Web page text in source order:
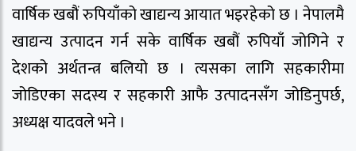
वार्षिक खबौं रुपियाँको खाद्यन्य आयात भइरहेको छ । नेपालमै
खाद्यन्य उत्पादन गर्न सके वार्षिक खबौं रुपियाँ जोगिने र
देशको अर्थतन्त्र बलियो छ । त्यसका लागि सहकारीमा
जोडिएका सदस्य र सहकारी आफै उत्पादनसँग जोडिनुपर्छ,
अध्यक्ष यादवले भने ।